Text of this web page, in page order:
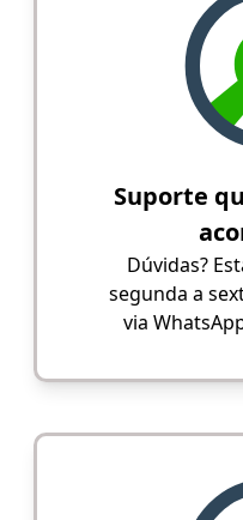
Suporte
Dúvidas?
segunda a
via